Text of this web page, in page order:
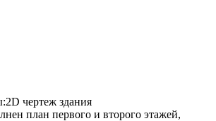
чертеж здания
план первого и второго этажей,